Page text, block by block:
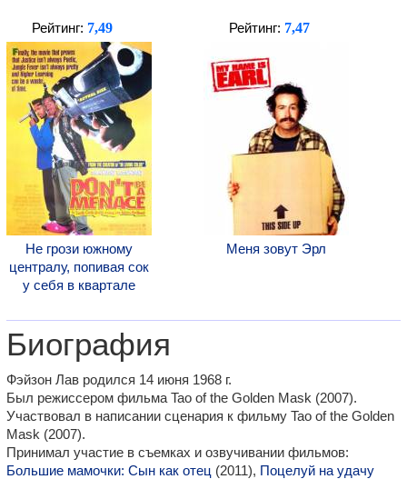
Рейтинг: 7,49
Не грози южному
централу, попивая сок
у себя в квартале
Рейтинг: 7,47
Меня зовут Эрл
Биография
Фэйзон Лав родился 14 июня 1968 г.
Был режиссером фильма Tao of the Golden Mask (2007).
Участвовал в написании сценария к фильму Tao of the Golden
Mask (2007).
Принимал участие в съемках и озвучивании фильмов:
Большие мамочки: Сын как отец (2011), Поцелуй на удачу